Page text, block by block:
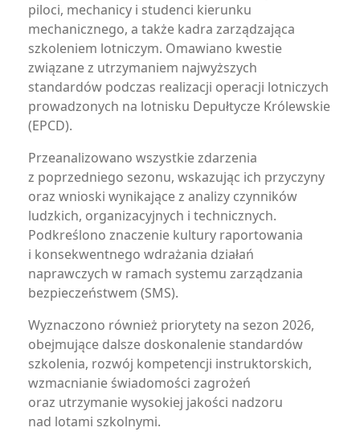
piloci, mechanicy i studenci kierunku
mechanicznego, a także kadra zarządzająca
szkoleniem lotniczym. Omawiano kwestie
związane z utrzymaniem najwyższych
standardów podczas realizacji operacji lotniczych
prowadzonych na lotnisku Depułtycze Królewskie
(EPCD).
Przeanalizowano wszystkie zdarzenia
z poprzedniego sezonu, wskazując ich przyczyny
oraz wnioski wynikające z analizy czynników
ludzkich, organizacyjnych i technicznych.
Podkreślono znaczenie kultury raportowania
i konsekwentnego wdrażania działań
naprawczych w ramach systemu zarządzania
bezpieczeństwem (SMS).
Wyznaczono również priorytety na sezon 2026,
obejmujące dalsze doskonalenie standardów
szkolenia, rozwój kompetencji instruktorskich,
wzmacnianie świadomości zagrożeń
oraz utrzymanie wysokiej jakości nadzoru
nad lotami szkolnymi.